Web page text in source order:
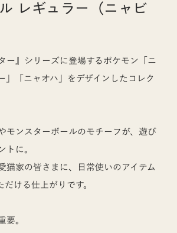
レギュラー（ニャビ
ー』シリーズに登場するポケモン「ニ
」「ニャオハ」をデザインしたコレク
モンスターボールのモチーフが、遊び
トに。
猫家の皆さまに、日常使いのアイテム
だける仕上がりです。
要。